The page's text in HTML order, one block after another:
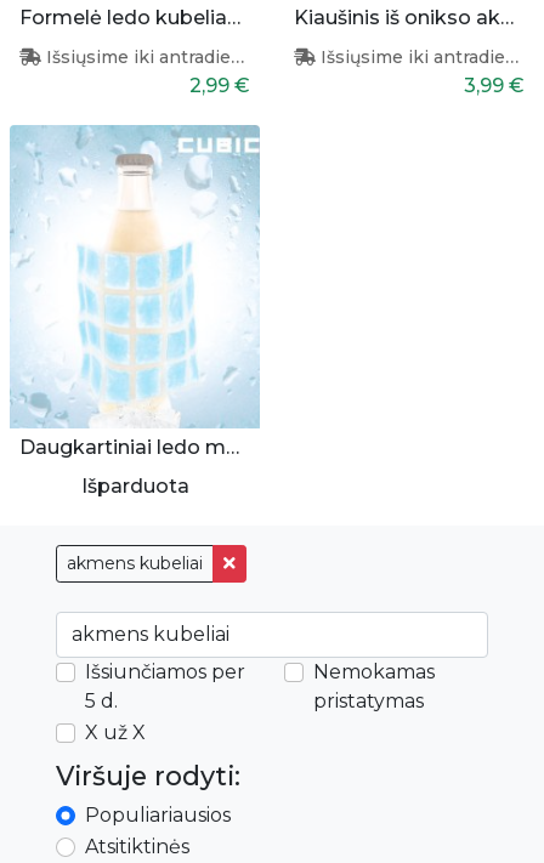
akmens kubeliai
Išsiunčiamos per
5 d.
Nemokamas
pristatymas
X už X
Viršuje rodyti:
Populiariausios
Atsitiktinės
Formelė ledo kubeliams - flamingas
Išsiųsime iki antradienio
2,99 €
Kiaušinis iš onikso akmens
Išsiųsime iki antradienio
3,99 €
Daugkartiniai ledo maišeliai buteliui
Išparduota